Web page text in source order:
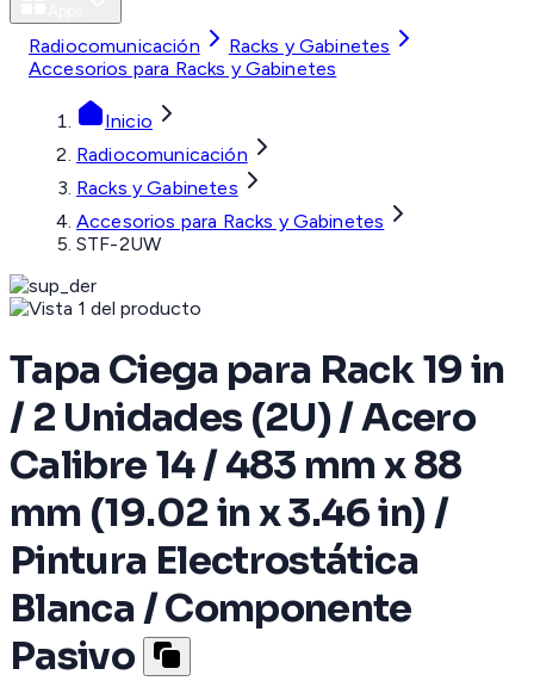
Radiocomunicación
Racks y Gabinetes
Accesorios para Racks y Gabinetes
Inicio
Radiocomunicación
Racks y Gabinetes
Accesorios para Racks y Gabinetes
STF-2UW
Tapa Ciega para Rack 19 in
/ 2 Unidades (2U) / Acero
Calibre 14 / 483 mm x 88
mm (19.02 in x 3.46 in) /
Pintura Electrostática
Blanca / Componente
Pasivo